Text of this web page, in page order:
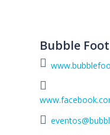
Bubble